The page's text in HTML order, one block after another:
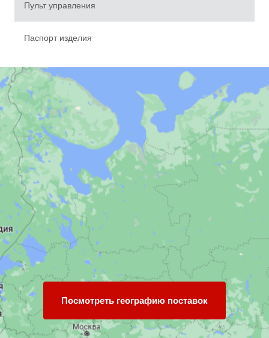
Пульт управления
Паспорт изделия
География поставок
Посмотреть географию поставок